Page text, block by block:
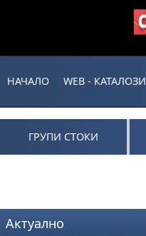
НАЧАЛО WEB - КАТАЛОЗИ
ГРУПИ СТОКИ
Актуално